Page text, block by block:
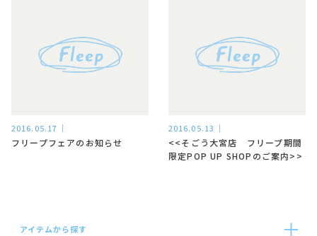
2016.05.17
フリープフェアのお知らせ
2016.05.13
<<そごう大宮店 フリープ期間
限定POP UP SHOPのご案内>>
アイテムから探す